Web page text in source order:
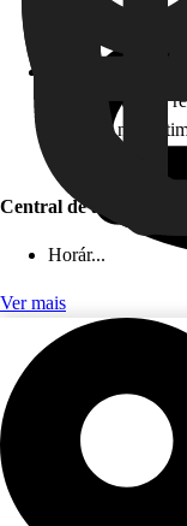
Horário de
Como funciona:
gente em tempo
Ajuda, e nosso
Central de ajuda (app)
Horár...
Ver mais